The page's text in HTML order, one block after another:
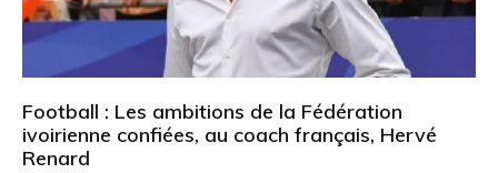
Football : Les ambitions de la Fédération
ivoirienne confiées, au coach français, Hervé
Renard